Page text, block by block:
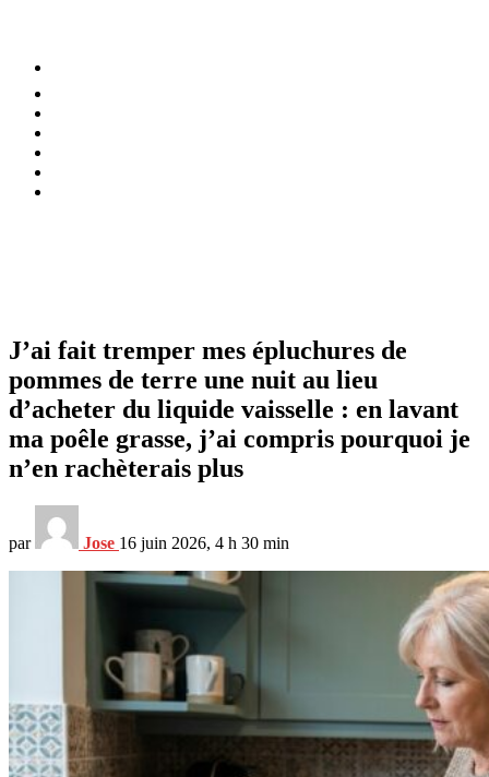
J’ai fait tremper mes épluchures de
pommes de terre une nuit au lieu
d’acheter du liquide vaisselle : en lavant
ma poêle grasse, j’ai compris pourquoi je
n’en rachèterais plus
par Jose 16 juin 2026, 4 h 30 min